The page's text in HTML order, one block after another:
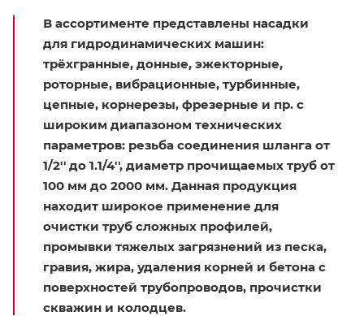
В ассортименте представлены насадки
для гидродинамических машин:
трёхгранные, донные, эжекторные,
роторные, вибрационные, турбинные,
цепные, корнерезы, фрезерные и пр. с
широким диапазоном технических
параметров: резьба соединения шланга от
1/2'' до 1.1/4'', диаметр прочищаемых труб от
100 мм до 2000 мм. Данная продукция
находит широкое применение для
очистки труб сложных профилей,
промывки тяжелых загрязнений из песка,
гравия, жира, удаления корней и бетона с
поверхностей трубопроводов, прочистки
скважин и колодцев.